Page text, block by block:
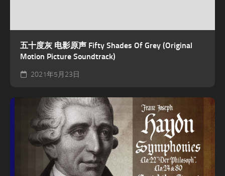
五十度灰 电影原声 Fifty Shades Of Grey (Original
Motion Picture Soundtrack)
2021年5月23日